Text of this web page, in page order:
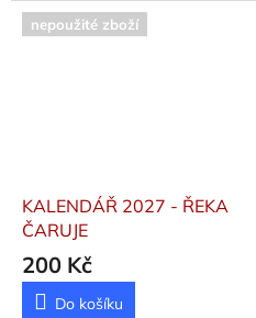
nepoužité zboží
KALENDÁŘ 2027 - ŘEKA
ČARUJE
200 Kč
Do košíku